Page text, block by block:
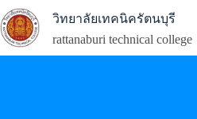
วิทยาลัยเทคนิครัตนบุรี
rattanaburi technical college